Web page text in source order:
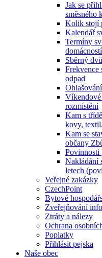
Jak se
směsného
Kolik stojí
Kalendář
Termíny
Sběrný
Frekvence
odpad
Víkendové
rozmístění
Kam s
kovy,
Kam se
občany
Povinnosti
Nakládání
letech
Veřejné zakázky
CzechPoint
Bytové
Zveřejňování
Ztráty a nálezy
Ochrana
Poplatky
Přihlásit pejska
Naše obec